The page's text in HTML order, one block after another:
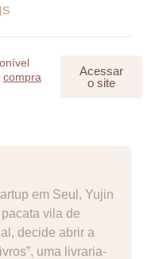
compra
Acessar
o site
em Seul, Yujin
vila de
decide abrir a
uma livraria-